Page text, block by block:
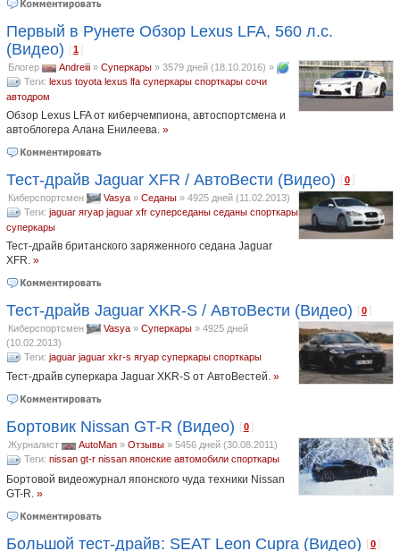
Первый в Рунете Обзор Lexus LFA, 560 л.с.
(Видео) [1
Блогер Andreiii» Суперкары» 3579 дней (18.10.2016) »
Теги: lexus toyota lexus lfa суперкары спорткары сочи
автодром
Обзор Lexus LFA от киберчемпиона, автоспортсмена и
автоблогера Алана Енилеева. »
Тест-драйв Jaguar XFR / АвтоВести (Видео) [0
Киберспортсмен Vasya» Седаны» 4925 дней (11.02.2013)
Теги: jaguar ягуар jaguar xfr суперседаны седаны спорткары
суперкары
Тест-драйв британского заряженного седана Jaguar
XFR. »
Тест-драйв Jaguar XKR-S / АвтоВести (Видео) [0
Киберспортсмен Vasya» Суперкары» 4925 дней
(10.02.2013)
Теги: jaguar jaguar xkr-s ягуар суперкары спорткары
Тест-драйв суперкара Jaguar XKR-S от АвтоВестей. »
Бортовик Nissan GT-R (Видео) [0
Журналист AutoMan» Отзывы» 5456 дней (30.08.2011)
Теги: nissan gt-r nissan японские автомобили спорткары
Бортовой видеожурнал японского чуда техники Nissan
GT-R. »
Большой тест-драйв: SEAT Leon Cupra (Видео) [0 ]